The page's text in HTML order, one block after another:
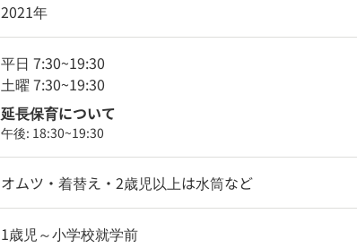
2021年
平日 7:30~19:30
土曜 7:30~19:30
延長保育について
午後: 18:30~19:30
オムツ・着替え・2歳児以上は水筒など
1歳児～小学校就学前